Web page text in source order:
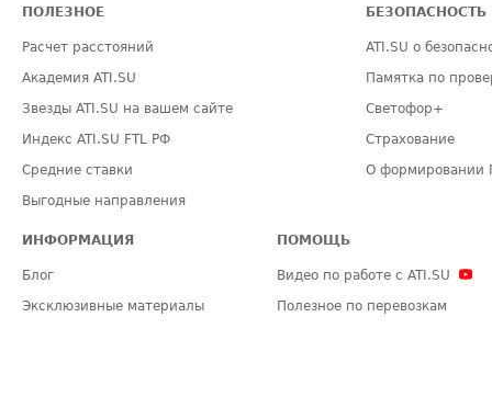
ПОЛЕЗНОЕ
Расчет расстояний
Академия ATI.SU
Звезды ATI.SU на вашем сайте
Индекс ATI.SU FTL РФ
Средние ставки
Выгодные направления
БЕЗОПАСНОСТЬ
ATI.SU о
Памятка по
Светофор+
Страхование
О формировании
ИНФОРМАЦИЯ
Блог
Эксклюзивные материалы
ПОМОЩЬ
Видео по работе с ATI.SU
Полезное по перевозкам